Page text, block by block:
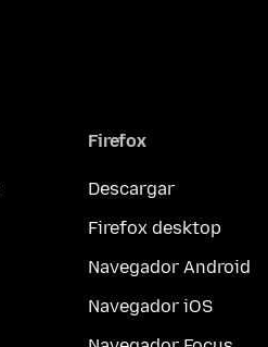
Firefox
Descargar
Firefox desktop
Navegador Android
Navegador iOS